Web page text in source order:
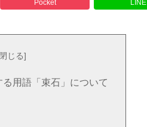
Pocket LINE
用語「束石」について